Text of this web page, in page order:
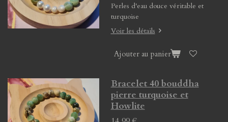
Perles d'eau douce véritable et
turquoise
Voir les détails
Ajouter au panier
Bracelet 40 bouddha
pierre turquoise et
Howlite